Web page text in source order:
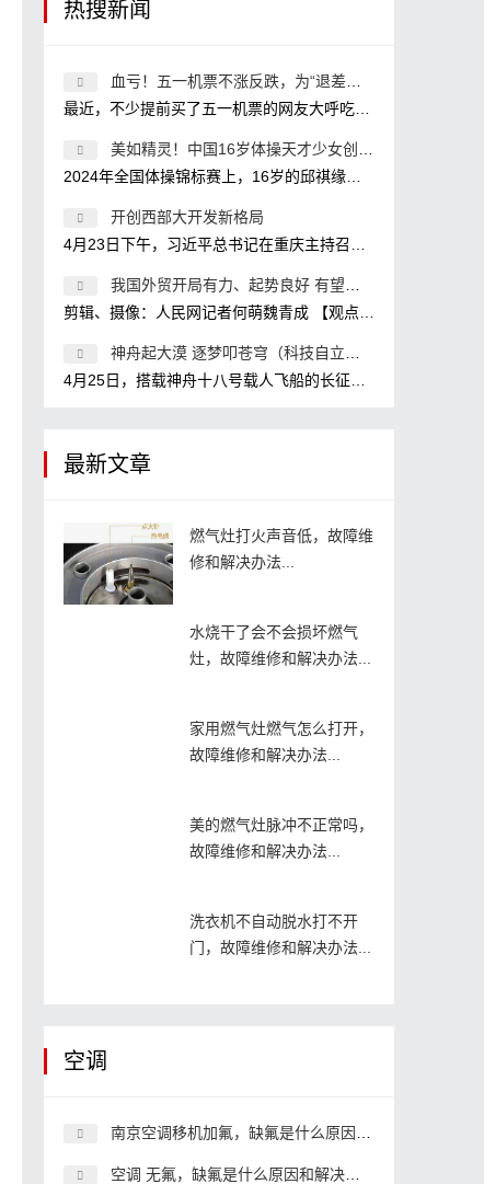
热搜新闻
血亏！五一机票不涨反跌，为“退差价”友们“拼”了
美如精灵！中国16岁体操天才少女创新高夺冠，巴黎奥运冲金有
开创西部大开发新格局
我国外贸开局有力、起势良好 有望延续稳定增长势头
神舟起大漠 逐梦叩苍穹（科技自立自强·逐梦深空）
最新文章
燃气灶打火声音低，故障维
修和解决办法...
水烧干了会不会损坏燃气
灶，故障维修和解决办法...
家用燃气灶燃气怎么打开，
故障维修和解决办法...
美的燃气灶脉冲不正常吗，
故障维修和解决办法...
洗衣机不自动脱水打不开
门，故障维修和解决办法...
空调
南京空调移机加氟，缺氟是什么原因和解决办法
空调 无氟，缺氟是什么原因和解决办法